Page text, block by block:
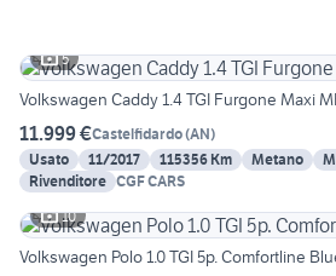
5
Volkswagen Caddy 1.4 TGI Furgone Maxi
11.999 €Castelfidardo(AN)
Usato
11/2017 115356 Km Metano
Rivenditore CGF CARS
10
Volkswagen Polo 1.0 TGI 5p. Comfortline